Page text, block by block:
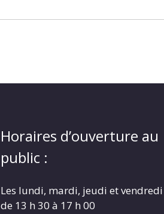
Horaires d’ouverture au
public :
Les lundi, mardi, jeudi et vendredi
de 13 h 30 à 17 h 00